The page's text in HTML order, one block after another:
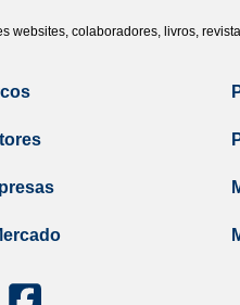
websites, colaboradores, livros,